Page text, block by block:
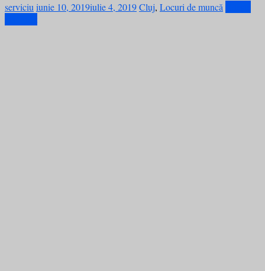
serviciuiunie 10, 2019iulie 4, 2019Cluj, Locuri de muncă